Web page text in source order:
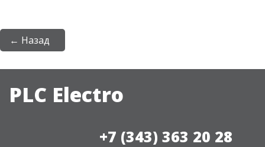
← Назад
PLC Electro
+7 (343) 363 20 28